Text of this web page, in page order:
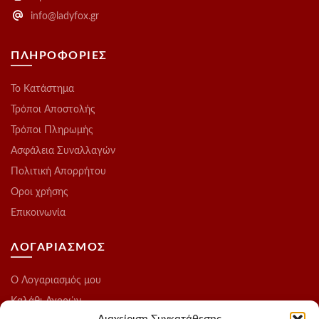
info@ladyfox.gr
ΠΛΗΡΟΦΟΡΙΕΣ
Το Kατάστημα
Τρόποι Αποστολής
Τρόποι Πληρωμής
Ασφάλεια Συναλλαγών
Πολιτική Απορρήτου
Οροι χρήσης
Επικοινωνία
ΛΟΓΑΡΙΑΣΜΟΣ
O Λογαριασμός μου
Καλάθι Αγορών